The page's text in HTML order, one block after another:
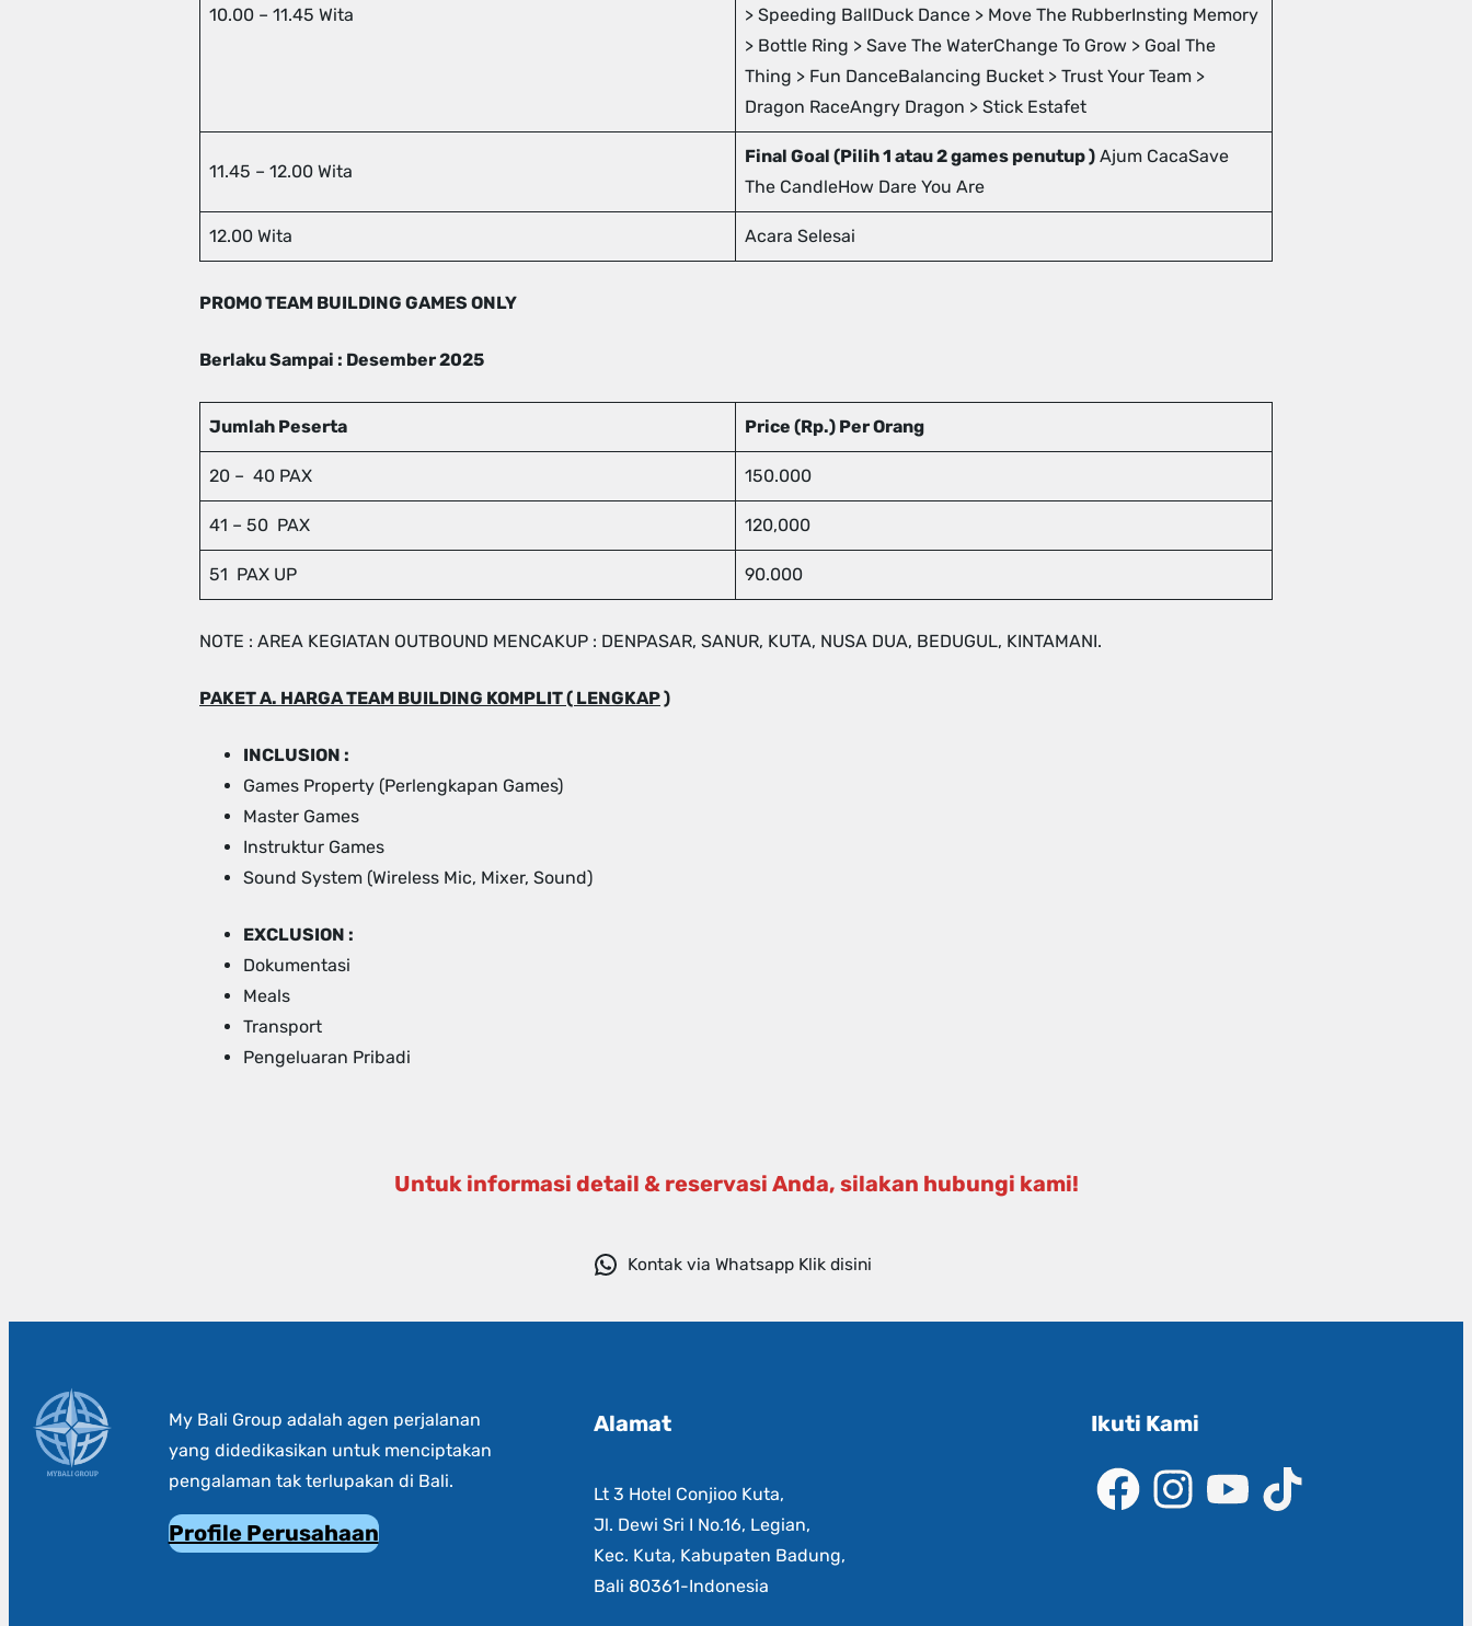
10.00 – 11.45 Wita
> Speeding BallDuck Dance > Move The RubberInsting Memory
> Bottle Ring > Save The WaterChange To Grow > Goal The
Thing > Fun DanceBalancing Bucket > Trust Your Team >
Dragon RaceAngry Dragon > Stick Estafet
11.45 – 12.00 Wita
Final Goal (Pilih 1 atau 2 games penutup ) Ajum CacaSave
The CandleHow Dare You Are
12.00 Wita Acara Selesai
PROMO TEAM BUILDING GAMES ONLY
Berlaku Sampai : Desember 2025
Jumlah Peserta Price (Rp.) Per Orang
20 – 40 PAX 150.000
41 – 50 PAX 120,000
51 PAX UP 90.000
NOTE : AREA KEGIATAN OUTBOUND MENCAKUP : DENPASAR, SANUR, KUTA, NUSA DUA, BEDUGUL, KINTAMANI.
PAKET A. HARGA TEAM BUILDING KOMPLIT ( LENGKAP)
INCLUSION :
Games Property (Perlengkapan Games)
Master Games
Instruktur Games
Sound System (Wireless Mic, Mixer, Sound)
EXCLUSION :
Dokumentasi
Meals
Transport
Pengeluaran Pribadi
Untuk informasi detail & reservasi Anda, silakan hubungi kami!
Kontak via Whatsapp Klik disini
My Bali Group adalah agen perjalanan
yang didedikasikan untuk menciptakan
pengalaman tak terlupakan di Bali.
Profile Perusahaan
Alamat
Lt 3 Hotel Conjioo Kuta,
Jl. Dewi Sri I No.16, Legian,
Kec. Kuta, Kabupaten Badung,
Bali 80361-Indonesia
Ikuti Kami